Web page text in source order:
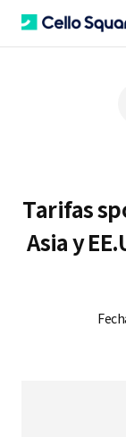
C
Tarifas
Asia y